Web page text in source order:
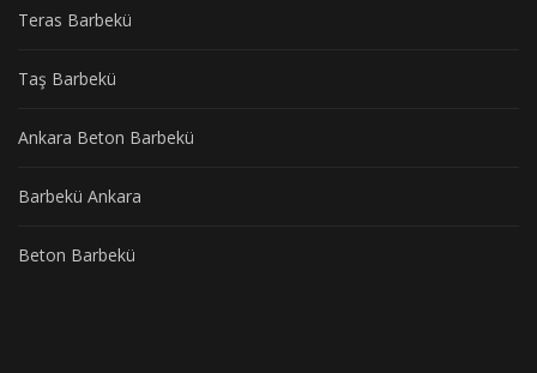
Teras Barbekü
Taş Barbekü
Ankara Beton Barbekü
Barbekü Ankara
Beton Barbekü